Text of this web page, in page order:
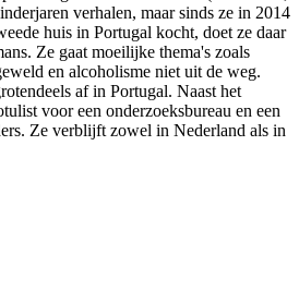
verhalen, maar sinds ze in 2014
huis in Portugal kocht, doet ze daar
Ze gaat moeilijke thema's zoals
en alcoholisme niet uit de weg.
af in Portugal. Naast het
voor een onderzoeksbureau en een
Ze verblijft zowel in Nederland als in